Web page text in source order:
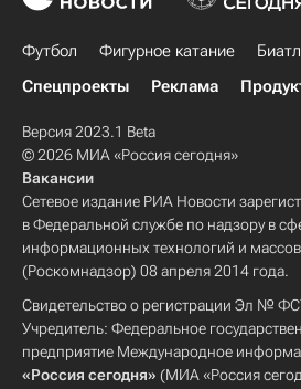
Футбол Фигурное катание
Спецпроекты
Реклама
Версия 2023.1 Beta
© 2026 МИА «Россия сегодня»
Вакансии
Сетевое издание РИА Новости
в Федеральной службе по надзору в
информационных технологий и
(Роскомнадзор) 08 апреля 2014 года.
Свидетельство о регистрации Эл №
Учредитель: Федеральное
предприятие Международное
«Россия сегодня» (МИА «Россия